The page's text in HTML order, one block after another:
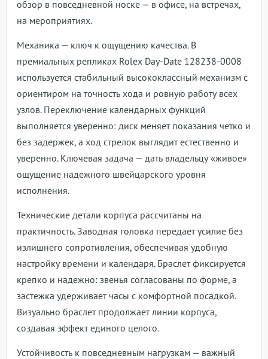
обзор в повседневной носке — в офисе, на встречах,
на мероприятиях.
Механика — ключ к ощущению качества. В
премиальных репликах Rolex Day-Date 128238-0008
используется стабильный высококлассный механизм с
ориентиром на точность хода и ровную работу всех
узлов. Переключение календарных функций
выполняется уверенно: диск меняет показания четко и
без задержек, а ход стрелок выглядит естественно и
уверенно. Ключевая задача — дать владельцу «живое»
ощущение надежного швейцарского уровня
исполнения.
Технические детали корпуса рассчитаны на
практичность. Заводная головка передает усилие без
излишнего сопротивления, обеспечивая удобную
настройку времени и календаря. Браслет фиксируется
крепко и надежно: звенья согласованы по форме, а
застежка удерживает часы с комфортной посадкой.
Визуально браслет продолжает линии корпуса,
создавая эффект единого целого.
Устойчивость к повседневным нагрузкам — важный